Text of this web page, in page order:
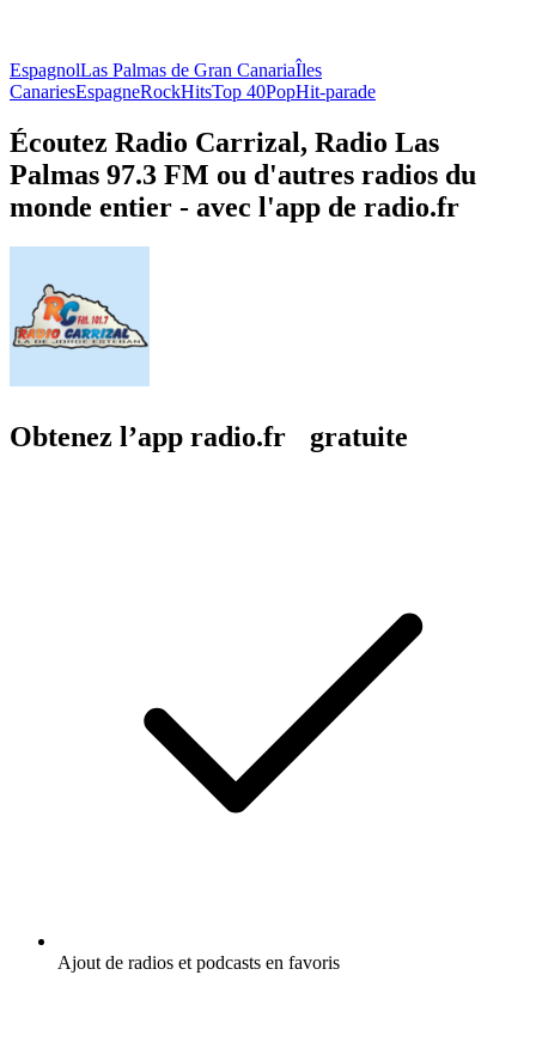
EspagnolLas Palmas de Gran CanariaÎles
CanariesEspagneRockHitsTop 40PopHit-parade
Écoutez Radio Carrizal, Radio Las
Palmas 97.3 FM ou d'autres radios du
monde entier - avec l'app de radio.fr
Obtenez l’app radio.fr gratuite
Ajout de radios et podcasts en favoris